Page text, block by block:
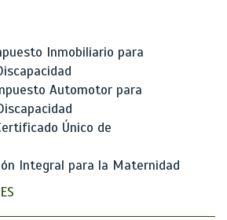
Inmobiliario para
Automotor para
Único de
Integral para la Maternidad